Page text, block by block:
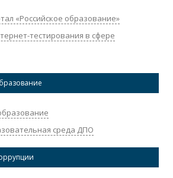
«Российское образование»
тестирования в сфере
среда ДПО